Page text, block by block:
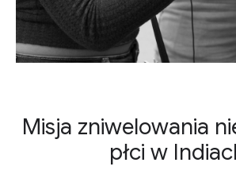
Misja zniwelowania
płci w